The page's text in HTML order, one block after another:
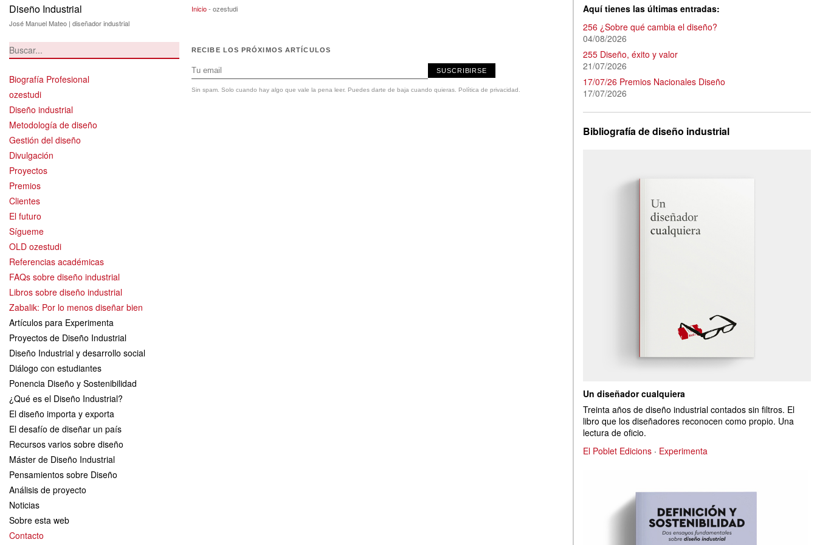
Diseño Industrial
José Manuel Mateo | diseñador industrial
Biografía Profesional
ozestudi
Diseño industrial
Metodología de diseño
Gestión del diseño
Divulgación
Proyectos
Premios
Clientes
El futuro
Sígueme
OLD ozestudi
Referencias académicas
FAQs sobre diseño industrial
Libros sobre diseño industrial
Zabalik: Por lo menos diseñar bien
Artículos para Experimenta
Proyectos de Diseño Industrial
Diseño Industrial y desarrollo social
Diálogo con estudiantes
Ponencia Diseño y Sostenibilidad
¿Qué es el Diseño Industrial?
El diseño importa y exporta
El desafío de diseñar un país
Recursos varios sobre diseño
Máster de Diseño Industrial
Pensamientos sobre Diseño
Análisis de proyecto
Noticias
Sobre esta web
Contacto
ozestudi
Inicio- ozestudi
RECIBE LOS PRÓXIMOS ARTÍCULOS
SUSCRIBIRSE
Sin spam. Solo cuando hay algo que vale la pena leer. Puedes darte de baja cuando quieras. Política de privacidad
Aquí tienes las últimas entradas:
256 ¿Sobre qué cambia el diseño?
04/08/2026
255 Diseño, éxito y valor
21/07/2026
17/07/26 Premios Nacionales Diseño
17/07/2026
Bibliografía de diseño industrial
Un diseñador cualquiera
Treinta años de diseño industrial contados sin filtros. El
libro que los diseñadores reconocen como propio. Una
lectura de oficio.
El Poblet Edicions · Experimenta